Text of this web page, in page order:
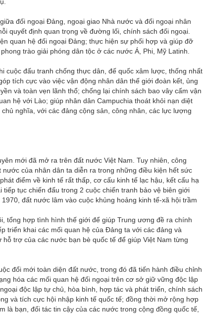
đối ngoại Đảng, ngoại giao Nhà nước và đối ngoại nhân
quyết định quan trọng về đường lối, chính sách đối ngoại.
quan hệ đối ngoại Đảng; thực hiện sự phối hợp và giúp đỡ
trào giải phóng dân tộc ở các nước Á, Phi, Mỹ Latinh.
cuộc đấu tranh chống thực dân, đế quốc xâm lược, thống nhất
tích cực vào việc vận động nhân dân thế giới đoàn kết, ủng
và toàn vẹn lãnh thổ; chống lại chính sách bao vây cấm vận
hệ với Lào; giúp nhân dân Campuchia thoát khỏi nạn diệt
nghĩa, với các đảng cộng sản, công nhân, các lực lượng
mới đã mở ra trên đất nước Việt Nam. Tuy nhiên, công
của nhân dân ta diễn ra trong những điều kiện hết sức
điểm về kinh tế rất thấp, cơ cấu kinh tế lạc hậu, kết cấu hạ
tục chiến đấu trong 2 cuộc chiến tranh bảo vệ biên giới
đất nước lâm vào cuộc khủng hoảng kinh tế-xã hội trầm
tổng hợp tình hình thế giới để giúp Trung ương đề ra chính
triển khai các mối quan hệ của Đảng ta với các đảng và
trợ của các nước bạn bè quốc tế để giúp Việt Nam từng
đổi mới toàn diện đất nước, trong đó đã tiến hành điều chỉnh
hóa các mối quan hệ đối ngoại trên cơ sở giữ vững độc lập
độc lập tự chủ, hòa bình, hợp tác và phát triển, chính sách
và tích cực hội nhập kinh tế quốc tế; đồng thời mở rộng hợp
là bạn, đối tác tin cậy của các nước trong cộng đồng quốc tế,